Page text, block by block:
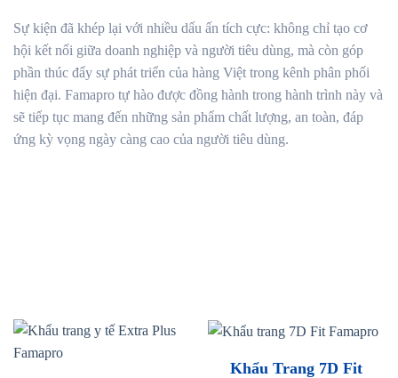
Sự kiện đã khép lại với nhiều dấu ấn tích cực: không chỉ tạo cơ
hội kết nối giữa doanh nghiệp và người tiêu dùng, mà còn góp
phần thúc đẩy sự phát triển của hàng Việt trong kênh phân phối
hiện đại. Famapro tự hào được đồng hành trong hành trình này và
sẽ tiếp tục mang đến những sản phẩm chất lượng, an toàn, đáp
ứng kỳ vọng ngày càng cao của người tiêu dùng.
Khẩu Trang 7D Fit